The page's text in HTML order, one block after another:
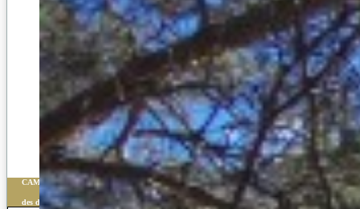
CAMPAMENT D´HÍPICA AMB IDIOMES A ESPANYA
des de 1.379 €